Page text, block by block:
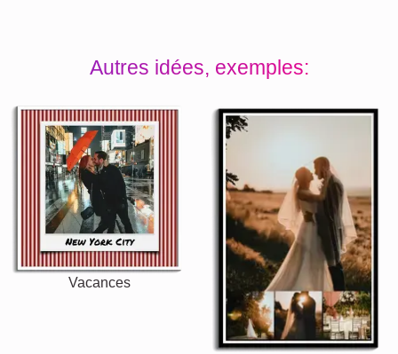
Autres idées, exemples:
Vacances